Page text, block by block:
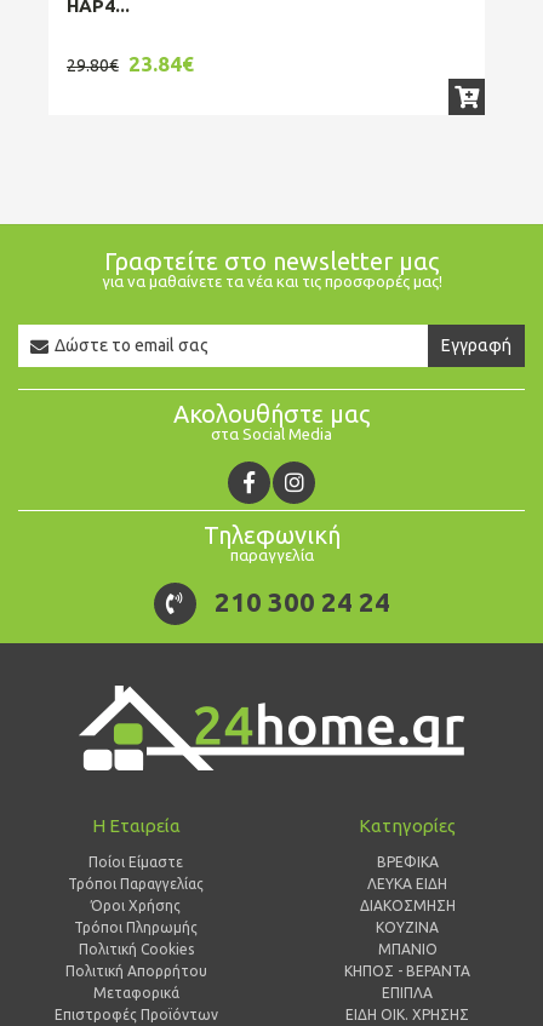
HAP4...
29.80€ 23.84€
Γραφτείτε στο newsletter μας
για να μαθαίνετε τα νέα και τις προσφορές μας!
Newsletter
Email
Εγγραφή
Ακολουθήστε μας
στα Social Media
Τηλεφωνική
παραγγελία
210 300 24 24
Η Εταιρεία
Ποίοι Είμαστε
Τρόποι Παραγγελίας
Όροι Χρήσης
Τρόποι Πληρωμής
Πολιτική Cookies
Πολιτική Απορρήτου
Μεταφορικά
Επιστροφές Προϊόντων
Κατηγορίες
ΒΡΕΦΙΚΑ
ΛΕΥΚΑ ΕΙΔΗ
ΔΙΑΚΟΣΜΗΣΗ
ΚΟΥΖΙΝΑ
ΜΠΑΝΙΟ
ΚΗΠΟΣ - ΒΕΡΑΝΤΑ
ΕΠΙΠΛΑ
ΕΙΔΗ ΟΙΚ. ΧΡΗΣΗΣ